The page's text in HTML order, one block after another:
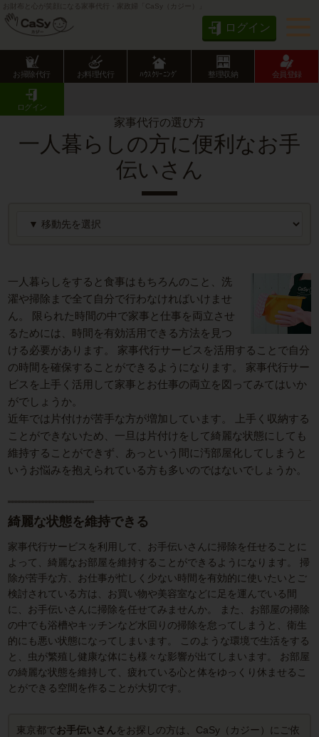
お財布と心が笑顔になる家事代行・家政婦「CaSy（カジー）」
ログイン
お掃除代行 お料理代行 ﾊｳｽｸﾘｰﾆﾝｸﾞ 整理収納 会員登録
ログイン
CaSy TOP
家事代行の選び方
一人暮らしの方に便利なお手
伝いさん
一人暮らしをすると食事はもちろんのこと、洗
濯や掃除まで全て自分で行わなければいけませ
ん。 限られた時間の中で家事と仕事を両立させ
るためには、時間を有効活用できる方法を見つ
ける必要があります。 家事代行サービスを活用することで自分
の時間を確保することができるようになります。 家事代行サー
ビスを上手く活用して家事とお仕事の両立を図ってみてはいか
がでしょうか。
近年では片付けが苦手な方が増加しています。 上手く収納する
ことができないため、一旦は片付けをして綺麗な状態にしても
維持することができず、あっという間に汚部屋化してしまうと
いうお悩みを抱えられている方も多いのではないでしょうか。
綺麗な状態を維持できる
家事代行サービスを利用して、お手伝いさんに掃除を任せることに
よって、綺麗なお部屋を維持することができるようになります。 掃
除が苦手な方、お仕事が忙しく少ない時間を有効的に使いたいとご
検討されている方は、お買い物や美容室などに足を運んでいる間
に、お手伝いさんに掃除を任せてみませんか。 また、お部屋の掃除
の中でも浴槽やキッチンなど水回りの掃除を怠ってしまうと、衛生
的にも悪い状態になってしまいます。 このような環境で生活をする
と、虫が繁殖し健康な体にも様々な影響が出てしまいます。 お部屋
の綺麗な状態を維持して、疲れている心と体をゆっくり休ませるこ
とができる空間を作ることが大切です。
東京都でお手伝いさんをお探しの方は、CaSy（カジー）にご依